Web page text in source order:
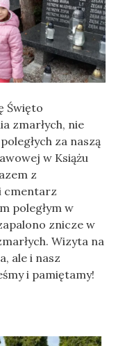
Święto
zmarłych, nie
za naszą
w Książu
z
cmentarz
poległym w
znicze w
Wizyta na
ale i nasz
i pamiętamy!